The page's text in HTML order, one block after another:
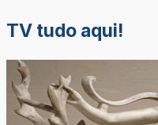
TV tudo aqui!